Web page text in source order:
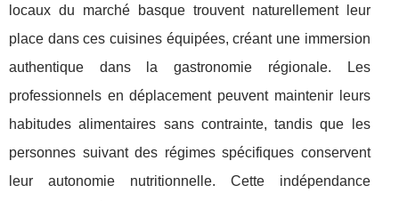
locaux du marché basque trouvent naturellement leur
place dans ces cuisines équipées, créant une immersion
authentique dans la gastronomie régionale. Les
professionnels en déplacement peuvent maintenir leurs
habitudes alimentaires sans contrainte, tandis que les
personnes suivant des régimes spécifiques conservent
leur autonomie nutritionnelle. Cette indépendance